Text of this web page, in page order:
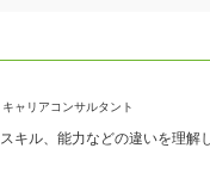
キャリアコンサルタント
キル、能力などの違いを理解